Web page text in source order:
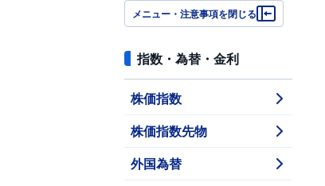
メニュー・注意事項を閉じる
指数・為替・金利
株価指数
株価指数先物
外国為替